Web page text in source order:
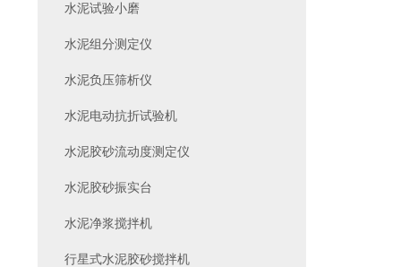
水泥试验小磨
水泥组分测定仪
水泥负压筛析仪
水泥电动抗折试验机
水泥胶砂流动度测定仪
水泥胶砂振实台
水泥净浆搅拌机
行星式水泥胶砂搅拌机